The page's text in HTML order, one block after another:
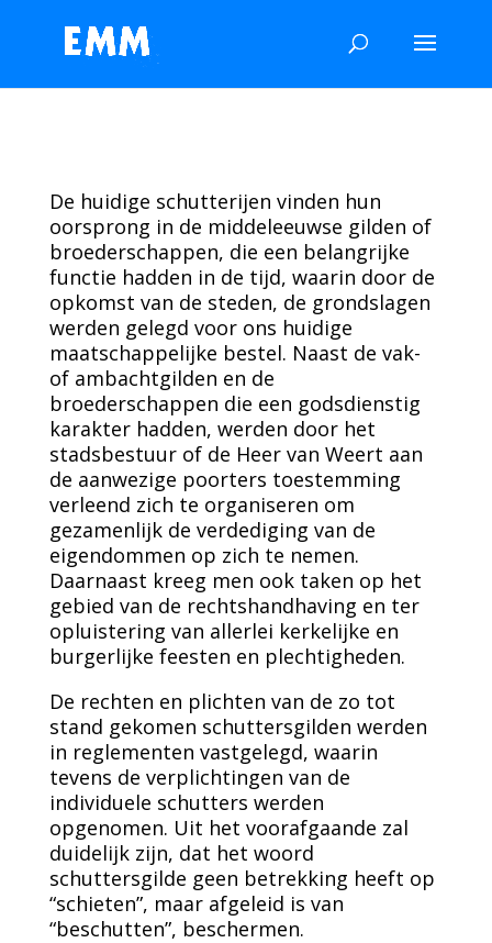
De huidige schutterijen vinden hun
oorsprong in de middeleeuwse gilden of
broederschappen, die een belangrijke
functie hadden in de tijd, waarin door de
opkomst van de steden, de grondslagen
werden gelegd voor ons huidige
maatschappelijke bestel. Naast de vak-
of ambachtgilden en de
broederschappen die een godsdienstig
karakter hadden, werden door het
stadsbestuur of de Heer van Weert aan
de aanwezige poorters toestemming
verleend zich te organiseren om
gezamenlijk de verdediging van de
eigendommen op zich te nemen.
Daarnaast kreeg men ook taken op het
gebied van de rechtshandhaving en ter
opluistering van allerlei kerkelijke en
burgerlijke feesten en plechtigheden.
De rechten en plichten van de zo tot
stand gekomen schuttersgilden werden
in reglementen vastgelegd, waarin
tevens de verplichtingen van de
individuele schutters werden
opgenomen. Uit het voorafgaande zal
duidelijk zijn, dat het woord
schuttersgilde geen betrekking heeft op
“schieten”, maar afgeleid is van
“beschutten”, beschermen.